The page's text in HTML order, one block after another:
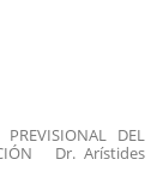
DEL
Dr. Arístides